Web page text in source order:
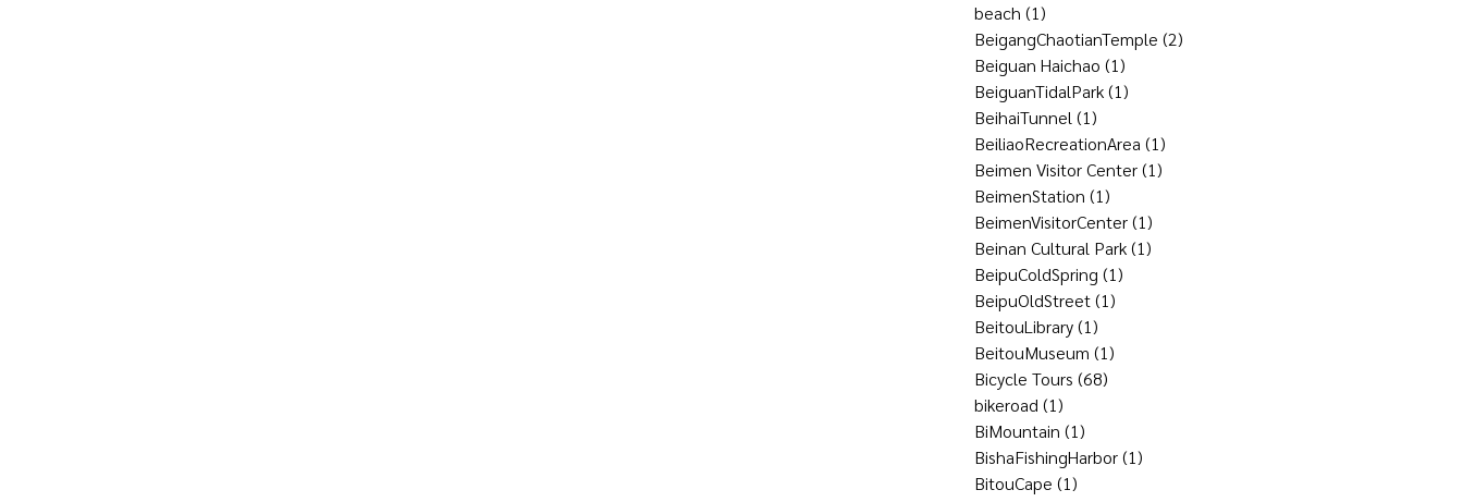
beach (1)
BeigangChaotianTemple (2)
Beiguan Haichao (1)
BeiguanTidalPark(1)
BeihaiTunnel (1)
BeiliaoRecreationArea (1)
Beimen Visitor Center(1)
BeimenStation (1)
BeimenVisitorCenter(1)
Beinan Cultural Park(1)
BeipuColdSpring (1)
BeipuOldStreet(1)
BeitouLibrary(1)
BeitouMuseum (1)
Bicycle Tours (68)
bikeroad (1)
BiMountain (1)
BishaFishingHarbor(1)
BitouCape (1)